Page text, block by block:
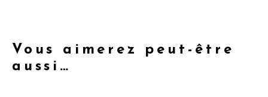
Vous aimerez peut-être
aussi…